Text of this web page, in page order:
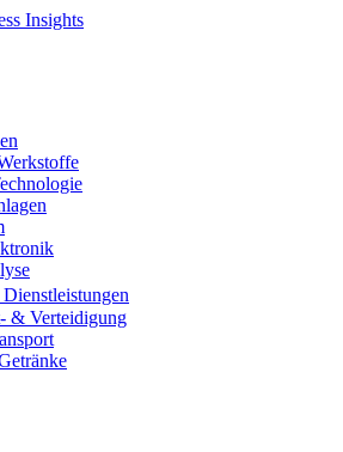
& Verteidigung